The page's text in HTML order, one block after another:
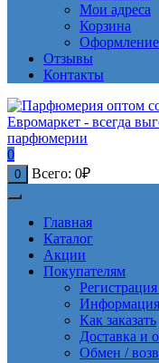
Мои адреса
Корзина
Оформление
Отзывы
Контакты
0
0 Всего: 0₽
Главная
Каталог
Акции
Покупателям
Информация
Как заказать
Доставка и
Обмен /